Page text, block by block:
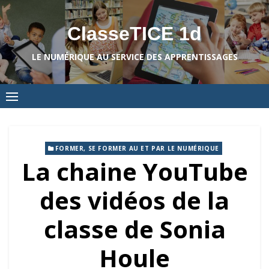
Skip
to
content
ClasseTICE 1d
LE NUMÉRIQUE AU SERVICE DES APPRENTISSAGES
FORMER, SE FORMER AU ET PAR LE NUMÉRIQUE
La chaine YouTube
des vidéos de la
classe de Sonia
Houle